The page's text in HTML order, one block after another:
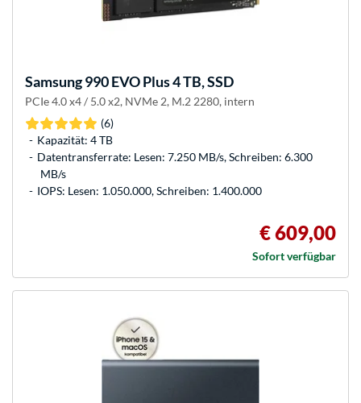
Samsung990 EVO Plus 4 TB, SSD
PCIe 4.0 x4 / 5.0 x2, NVMe 2, M.2 2280, intern
(6)
Kapazität: 4 TB
Datentransferrate: Lesen: 7.250 MB/s, Schreiben: 6.300
MB/s
IOPS: Lesen: 1.050.000, Schreiben: 1.400.000
€ 609,00
Sofort verfügbar